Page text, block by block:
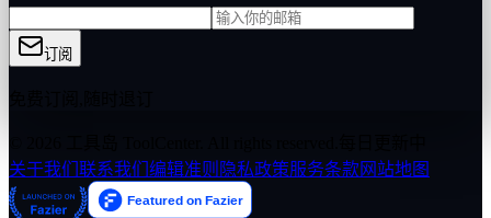
订阅
关于我们 联系我们 编辑准则 隐私政策服务条款网站地图